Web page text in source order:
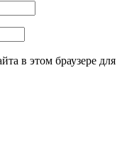
в этом браузере для